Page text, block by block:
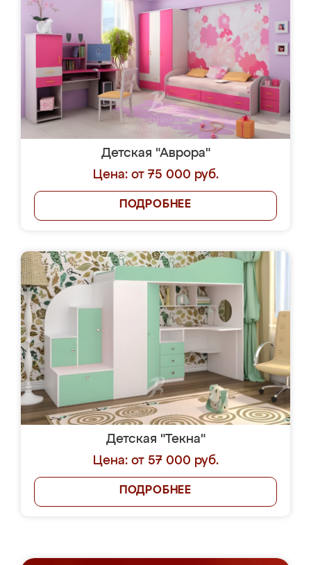
Детская "Аврора"
Цена: от 75 000 руб.
ПОДРОБНЕЕ
Детская "Текна"
Цена: от 57 000 руб.
ПОДРОБНЕЕ